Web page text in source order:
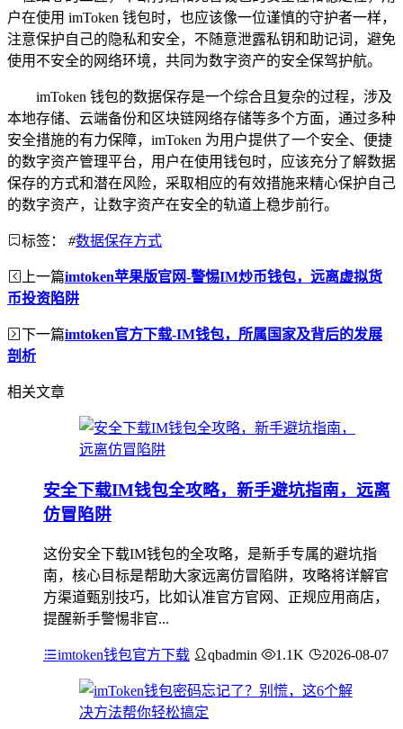
户在使用 imToken 钱包时，也应该像一位谨慎的守护者一样，
注意保护自己的隐私和安全，不随意泄露私钥和助记词，避免
使用不安全的网络环境，共同为数字资产的安全保驾护航。
imToken 钱包的数据保存是一个综合且复杂的过程，涉及
本地存储、云端备份和区块链网络存储等多个方面，通过多种
安全措施的有力保障，imToken 为用户提供了一个安全、便捷
的数字资产管理平台，用户在使用钱包时，应该充分了解数据
保存的方式和潜在风险，采取相应的有效措施来精心保护自己
的数字资产，让数字资产在安全的轨道上稳步前行。
标签： #数据保存方式
上一篇imtoken苹果版官网-警惕IM炒币钱包，远离虚拟货
币投资陷阱
下一篇imtoken官方下载-IM钱包，所属国家及背后的发展
剖析
相关文章
安全下载IM钱包全攻略，新手避坑指南，远离
仿冒陷阱
这份安全下载IM钱包的全攻略，是新手专属的避坑指
南，核心目标是帮助大家远离仿冒陷阱，攻略将详解官
方渠道甄别技巧，比如认准官方官网、正规应用商店，
提醒新手警惕非官...
imtoken钱包官方下载 qbadmin 1.1K 2026-08-07